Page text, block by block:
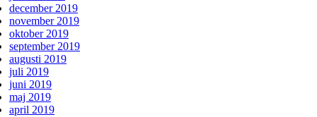
december 2019
november 2019
oktober 2019
september 2019
augusti 2019
juli 2019
juni 2019
maj 2019
april 2019